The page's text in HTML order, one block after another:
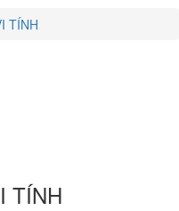
TÍNH
TÍNH